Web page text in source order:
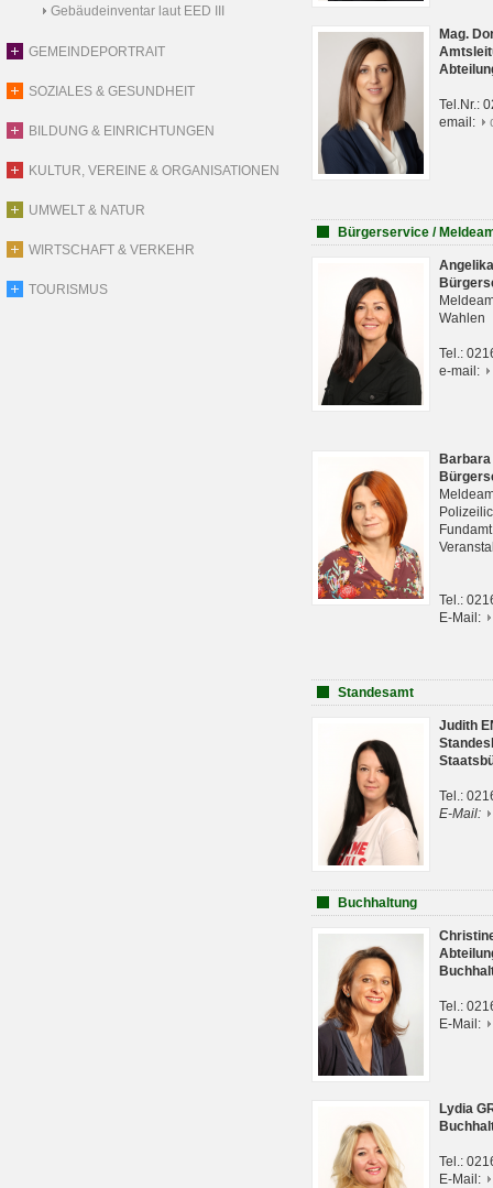
Gebäudeinventar laut EED III
GEMEINDEPORTRAIT
SOZIALES & GESUNDHEIT
BILDUNG & EINRICHTUNGEN
KULTUR, VEREINE & ORGANISATIONEN
UMWELT & NATUR
WIRTSCHAFT & VERKEHR
TOURISMUS
Mag.
Tel.Nr.:
email:
Bürgerservice /
Wahlen
Tel.:
e-mail:
Tel.:
E-Mail:
Standesamt
Judith
Tel.:
E-Mail:
Buchhaltung
Tel.:
E-Mail:
Lydia
Tel.:
E-Mail: